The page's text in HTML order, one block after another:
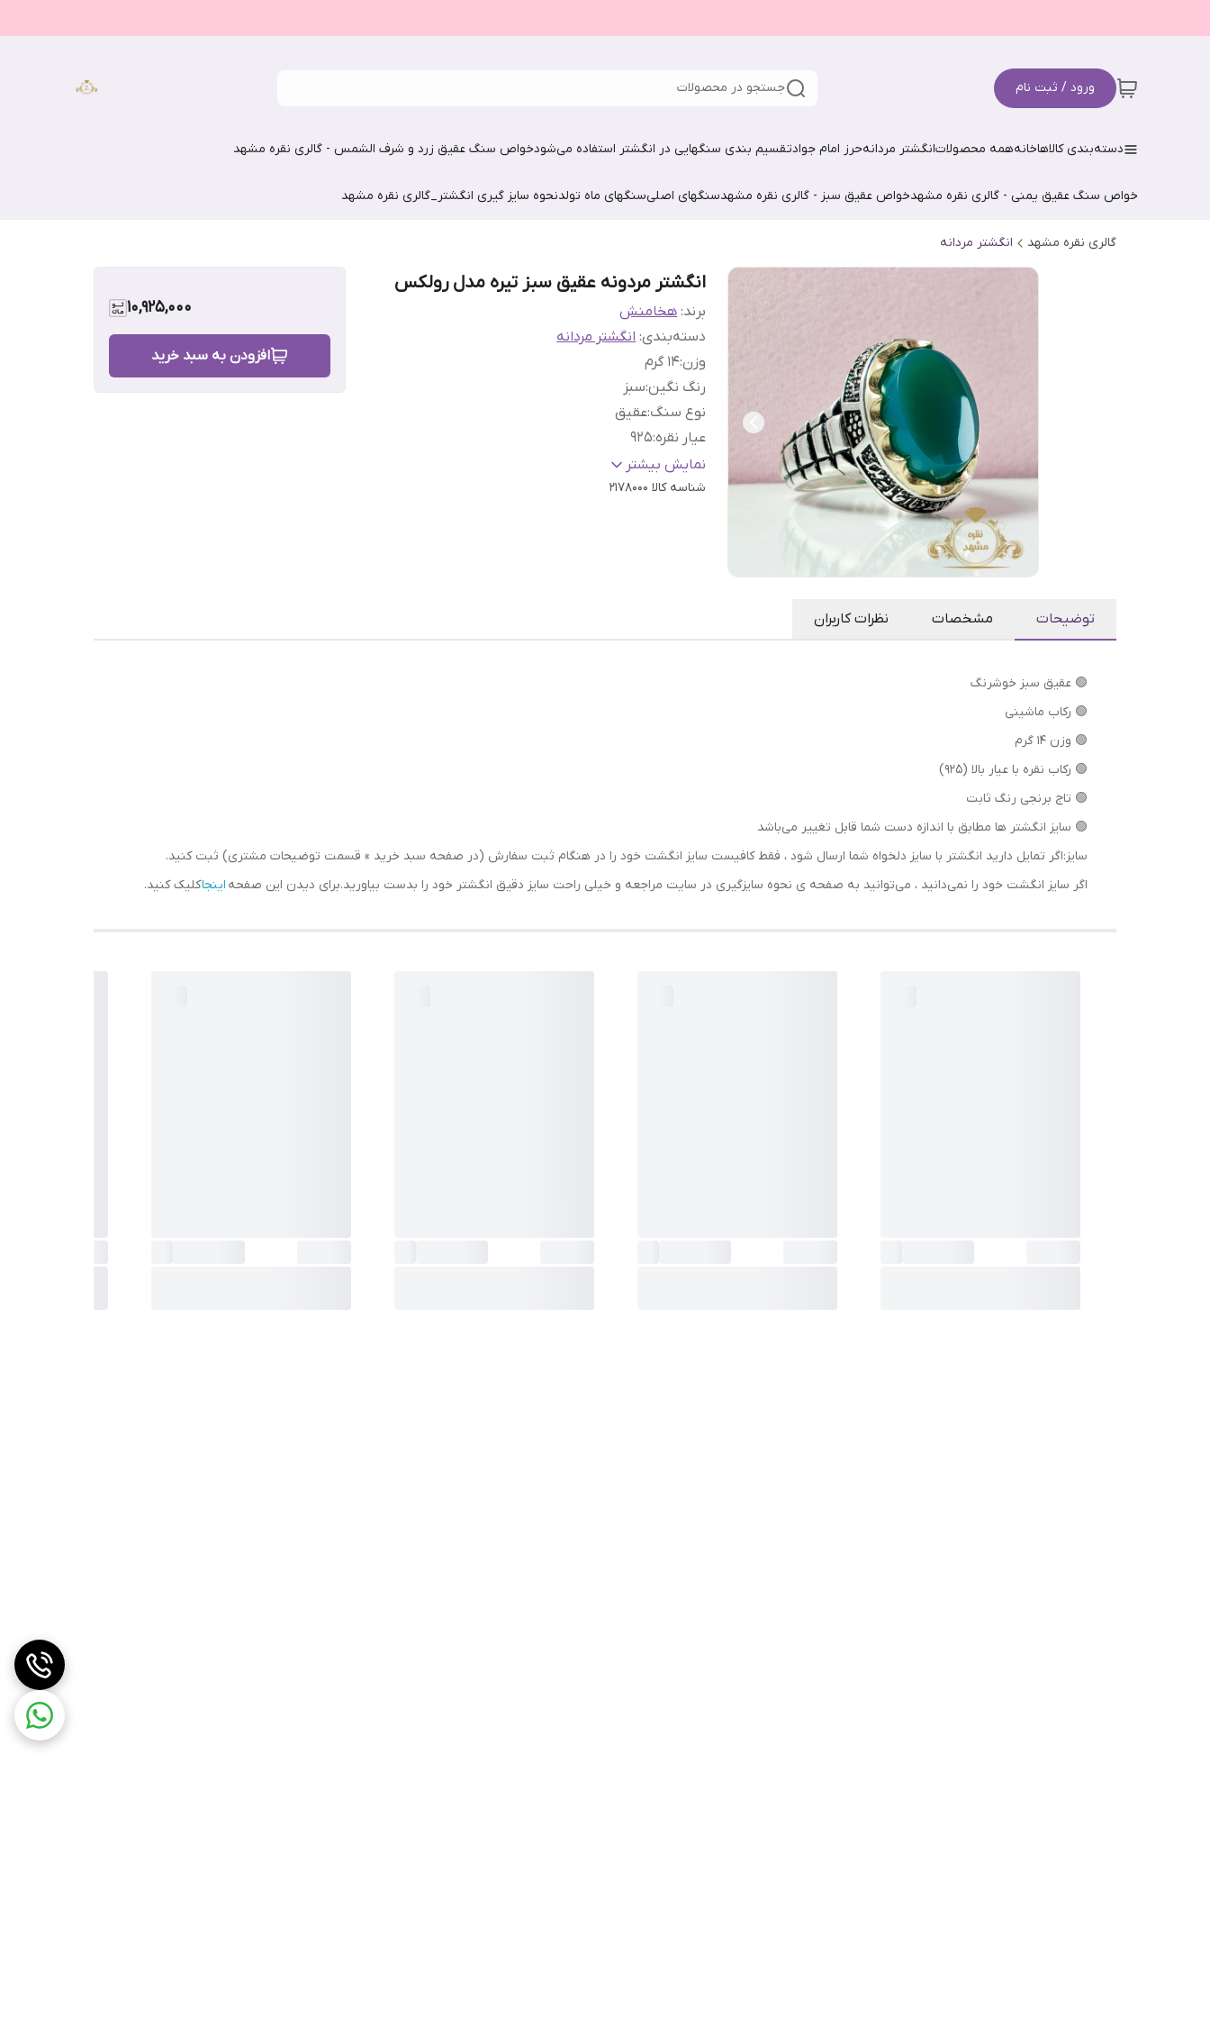
ورود / ثبت نام جستجو در محصولات
دسته‌بندی کالاهاخانههمه محصولاتانگشتر مردانهحرز امام جوادتقسیم بندی سنگهایی در انگشتر استفاده می‌شودخواص سنگ عقیق زرد و شرف الشمس - گالری نقره مشهد
خواص سنگ عقیق یمنی - گالری نقره مشهدخواص عقیق سبز - گالری نقره مشهدسنگهای اصلیسنگهای ماه تولدنحوه سایز گیری انگشتر_گالری نقره مشهد
گالری نقره مشهد انگشتر مردانه
انگشتر مردونه عقیق سبز تیره مدل رولکس
برند: هخامنش
دسته‌بندی:انگشتر مردانه
وزن:1۴ گرم
رنگ نگین:سبز
نوع سنگ:عقیق
عیار نقره:
925
سایز:دلخواه
نمایش بیشتر
شناسه کالا 2178000
10,925,000
افزودن به سبد خرید
توضیحات مشخصات نظرات کاربران
🟢 عقیق سبز خوشرنگ
🟢 رکاب ماشینی
🟢 وزن 14 گرم
🟢 رکاب نقره با عیار بالا (۹۲۵)
🟢 تاج برنجی رنگ ثابت
🟢 سایز انگشتر ها مطابق با اندازه دست شما قابل تغییر می‌باشد
سایز:اگر تمایل دارید انگشتر با سایز دلخواه شما ارسال شود ، فقط کافیست سایز انگشت خود را در هنگام ثبت سفارش (در صفحه سبد خرید » قسمت توضیحات مشتری) ثبت کنید.
اگر سایز انگشت خود را نمی‌دانید ، می‌توانید به صفحه ی نحوه سایزگیری در سایت مراجعه و خیلی راحت سایز دقیق انگشتر خود را بدست بیاورید.برای دیدن این صفحه اینجاکلیک کنید.